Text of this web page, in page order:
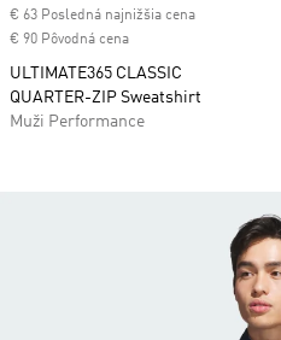
€ 63 Posledná najnižšia cena
€ 90 Pôvodná cena
ULTIMATE365 CLASSIC
QUARTER-ZIP Sweatshirt
Muži Performance